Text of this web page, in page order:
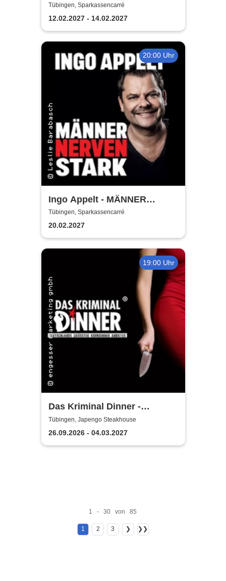
Tübingen, Sparkassencarré
12.02.2027 - 14.02.2027
20:00 Uhr
Ingo Appelt - MÄNNER
NERVEN STARK
Tübingen, Sparkassencarré
20.02.2027
19:00 Uhr
Das Kriminal Dinner -
Hauptkommissar Schröder
ermittelt
Tübingen, Japengo Steakhouse
26.09.2026 - 04.03.2027
1 - 30 von 85
1 2 3 ❯ ❯❯